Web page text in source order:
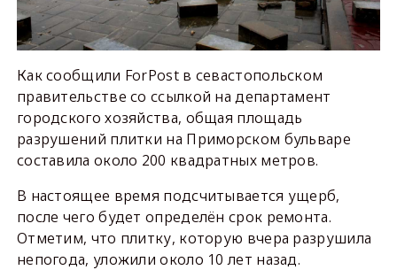
Как сообщили ForPost в севастопольском
правительстве со ссылкой на департамент
городского хозяйства, общая площадь
разрушений плитки на Приморском бульваре
составила около 200 квадратных метров.
В настоящее время подсчитывается ущерб,
после чего будет определён срок ремонта.
Отметим, что плитку, которую вчера разрушила
непогода, уложили около 10 лет назад.